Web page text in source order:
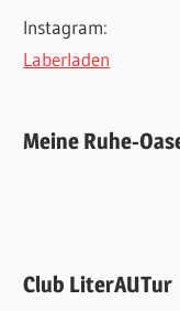
Instagram:
Laberladen
Meine Ruhe-
Club LiterAUTur